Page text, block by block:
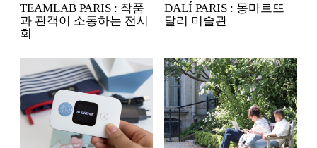
TEAMLAB PARIS : 작품
과 관객이 소통하는 전시
회
DALÍ PARIS : 몽마르뜨
달리 미술관